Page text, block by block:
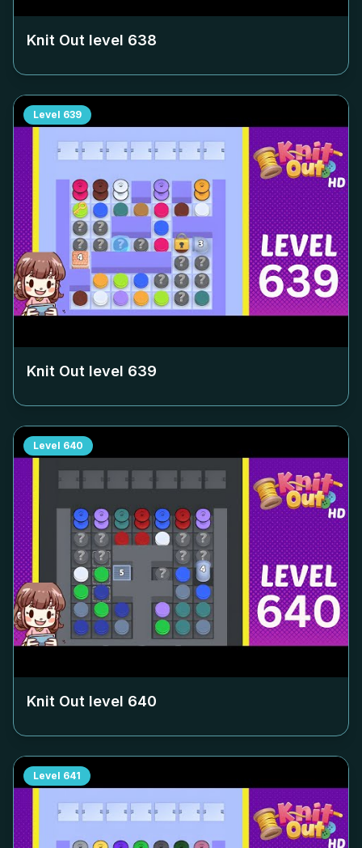
Knit Out level 638
Level 639
Knit Out level 639
Level 640
Knit Out level 640
Level 641